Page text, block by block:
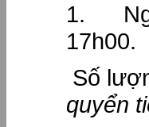
1.
17h00.
Số
quyển